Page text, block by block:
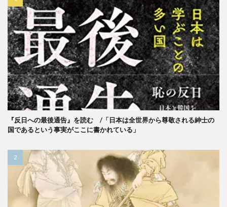
『反日への最後通告』を読む /「日本は全世界から尊敬される紳士の
国であるという事実がここに書かれている」